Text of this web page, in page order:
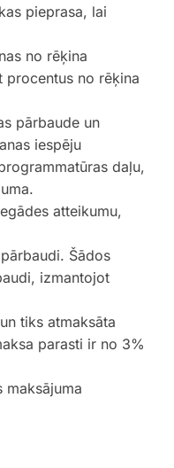
pieprasa, lai
no rēķina
procentus no rēķina
pārbaude un
iespēju
daļu,
atteikumu,
Šādos
izmantojot
tiks atmaksāta
parasti ir no 3%